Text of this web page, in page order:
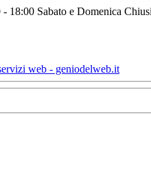
18:00 Sabato e Domenica Chiusi